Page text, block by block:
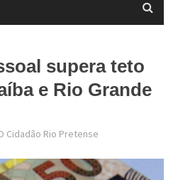
supera teto
e Rio Grande
Cidadão Rio Pretense